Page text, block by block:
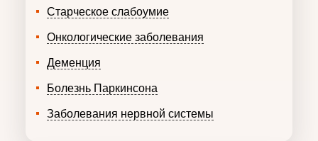
Старческое слабоумие
Онкологические заболевания
Деменция
Болезнь Паркинсона
Заболевания нервной системы